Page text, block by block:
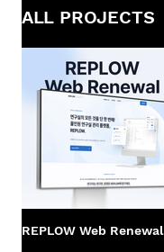
ALL PROJECTS
REPLOW Web Renewal